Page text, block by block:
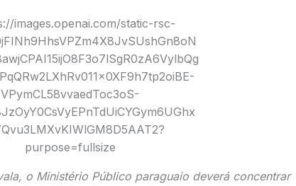
, o Ministério Público paraguaio deverá concentrar